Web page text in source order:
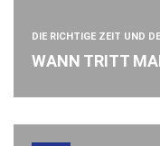
DIE RICHTIGE ZEIT UND
WANN TRITT